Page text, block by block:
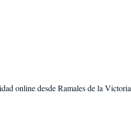
online desde Ramales de la Victoria